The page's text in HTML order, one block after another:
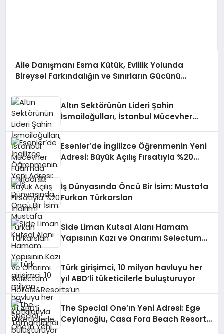
Aile Danışmanı Esma Kütük, Evlilik Yolunda
Bireysel Farkındalığın ve Sınırların Gücünü
Altın Sektörünün Lideri Şahin
İsmailoğulları, İstanbul Mücevher
Esenler’de İngilizce Öğrenmenin Yeni
Adresi: Büyük Açılış Fırsatıyla %20
İş Dünyasında Öncü Bir İsim: Mustafa
Furkan Türkarslan
Side Liman Kutsal Alanı Hamam
Yapısının Kazı ve Onarımı Selectum
Türk girişimci, 10 milyon havluyu her
yıl ABD’li tüketicilerle buluşturuyor
The Special One’ın Yeni Adresi: Ege
Ceylanoğlu, Casa Fora Beach Resort